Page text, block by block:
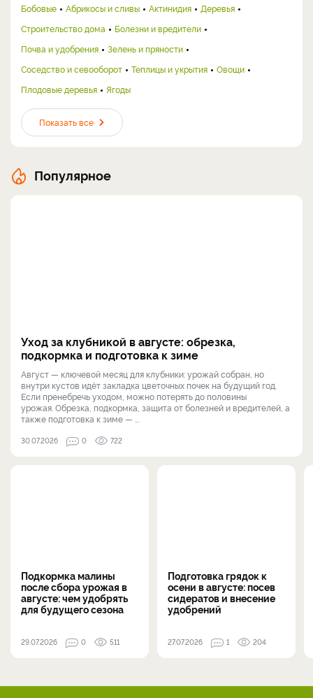
Бобовые
Абрикосы и сливы Актинидия
Деревья
Строительство дома
Болезни и вредители
Почва и удобрения
Зелень и пряности
Соседство и севооборот
Теплицы и укрытия
Овощи
Плодовые деревья
Ягоды
Показать все
Популярное
Уход за клубникой в августе: обрезка,
подкормка и подготовка к зиме
Август — ключевой месяц для клубники: урожай собран, но
внутри кустов идёт закладка цветочных почек на будущий год.
Если пренебречь уходом, можно потерять до половины
урожая. Обрезка, подкормка, защита от болезней и вредителей, а
также подготовка к зиме — ...
30.07.2026 0 722
Подкормка малины
после сбора урожая в
августе: чем удобрять
для будущего сезона
29.07.2026 0 511
Подготовка грядок к
осени в августе: посев
сидератов и внесение
удобрений
27.07.2026 1 204